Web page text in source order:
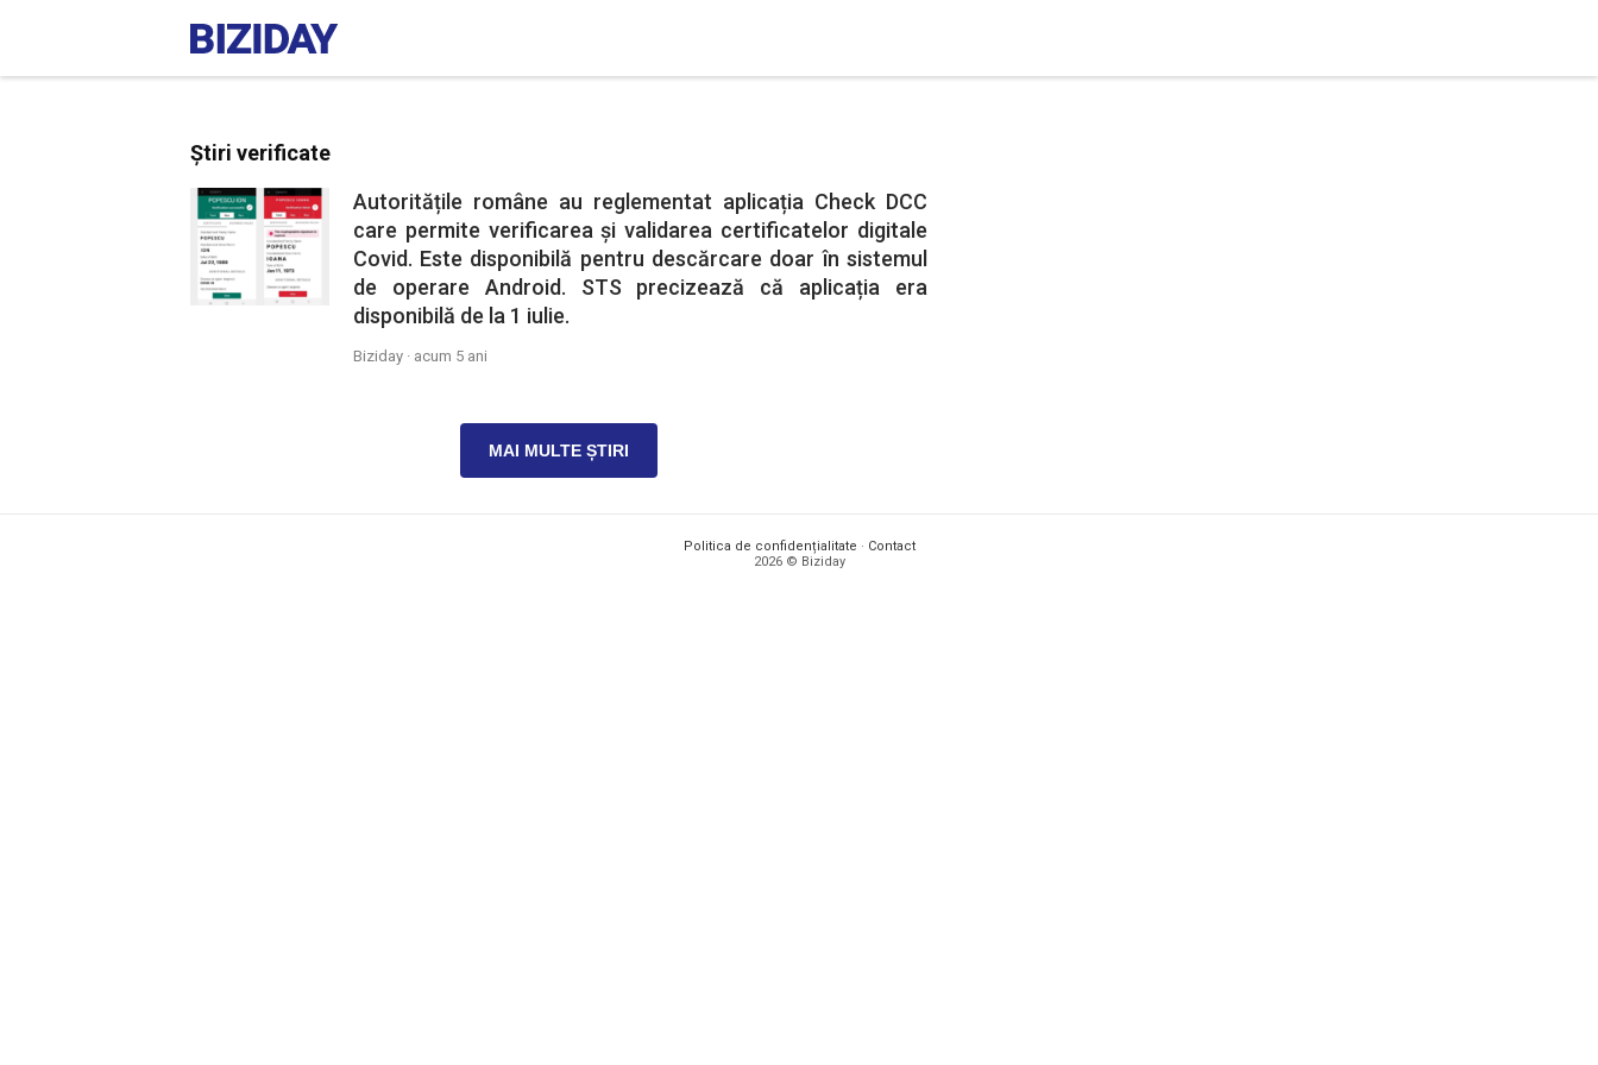
Știri verificate
Autoritățile române au reglementat aplicația Check DCC
care permite verificarea și validarea certificatelor digitale
Covid. Este disponibilă pentru descărcare doar în sistemul
de operare Android. STS precizează că aplicația era
disponibilă de la 1 iulie.
Biziday · acum 5 ani
MAI MULTE ȘTIRI
Politica de confidențialitate · Contact
2026 © Biziday